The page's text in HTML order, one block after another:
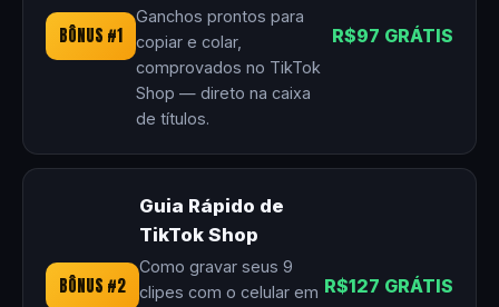
BÔNUS #1
Ganchos prontos para
copiar e colar,
comprovados no TikTok
Shop — direto na caixa
de títulos.
R$97 GRÁTIS
BÔNUS #2
Guia Rápido de
TikTok Shop
Como gravar seus 9
clipes com o celular em R$127 GRÁTIS